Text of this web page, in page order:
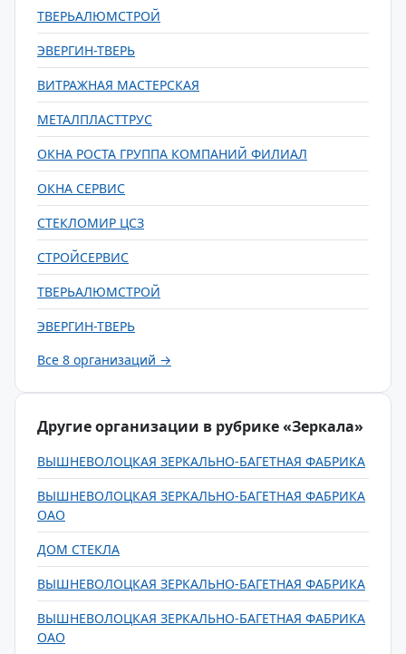
ТВЕРЬАЛЮМСТРОЙ
ЭВЕРГИН-ТВЕРЬ
ВИТРАЖНАЯ МАСТЕРСКАЯ
МЕТАЛПЛАСТТРУС
ОКНА РОСТА ГРУППА КОМПАНИЙ ФИЛИАЛ
ОКНА СЕРВИС
СТЕКЛОМИР ЦСЗ
СТРОЙСЕРВИС
ТВЕРЬАЛЮМСТРОЙ
ЭВЕРГИН-ТВЕРЬ
Все 8 организаций →
Другие организации в рубрике «Зеркала»
ВЫШНЕВОЛОЦКАЯ ЗЕРКАЛЬНО-БАГЕТНАЯ ФАБРИКА
ВЫШНЕВОЛОЦКАЯ ЗЕРКАЛЬНО-БАГЕТНАЯ ФАБРИКА
ОАО
ДОМ СТЕКЛА
ВЫШНЕВОЛОЦКАЯ ЗЕРКАЛЬНО-БАГЕТНАЯ ФАБРИКА
ВЫШНЕВОЛОЦКАЯ ЗЕРКАЛЬНО-БАГЕТНАЯ ФАБРИКА
ОАО